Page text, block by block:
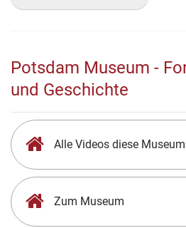
Potsdam Museum -
und Geschichte
Alle Videos diese
Zum Museum